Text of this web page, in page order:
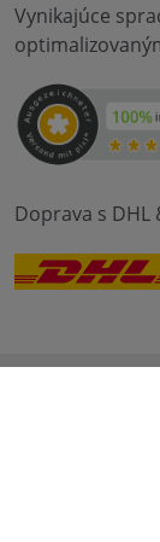
Vynikajúce
Doprava s DHL